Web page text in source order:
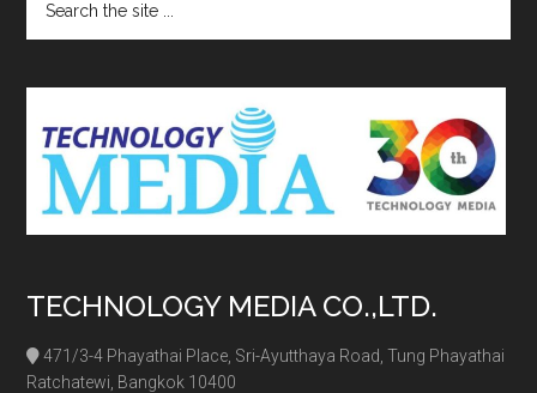
the
TECHNOLOGY MEDIA CO.,LTD.
471/3-4 Phayathai Place, Sri-Ayutthaya Road, Tung Phayathai
Ratchatewi, Bangkok 10400